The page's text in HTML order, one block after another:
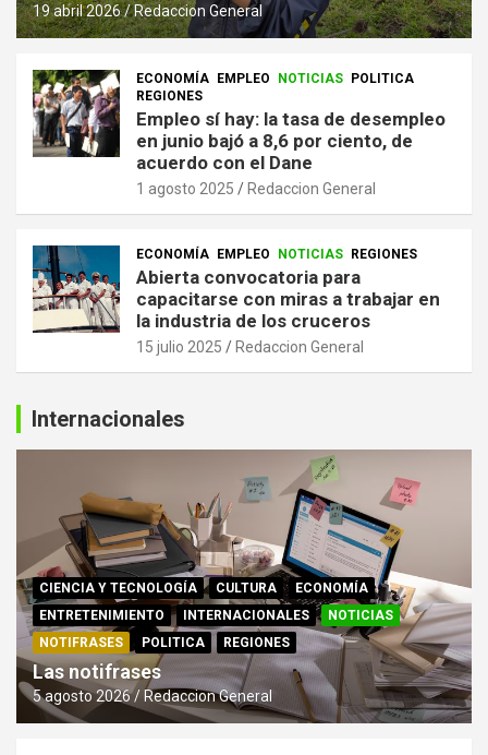
19 abril 2026 Redaccion General
ECONOMÍA EMPLEO NOTICIAS
POLITICA
REGIONES
Empleo sí hay: la tasa de desempleo
en junio bajó a 8,6 por ciento, de
acuerdo con el Dane
1 agosto 2025 Redaccion General
ECONOMÍA EMPLEO NOTICIAS REGIONES
Abierta convocatoria para
capacitarse con miras a trabajar en
la industria de los cruceros
15 julio 2025 Redaccion General
Internacionales
CIENCIA Y TECNOLOGÍA CULTURA
ECONOMÍA
ENTRETENIMIENTO
INTERNACIONALES
NOTICIAS
NOTIFRASES
POLITICA REGIONES
Las notifrases
5 agosto 2026 Redaccion General